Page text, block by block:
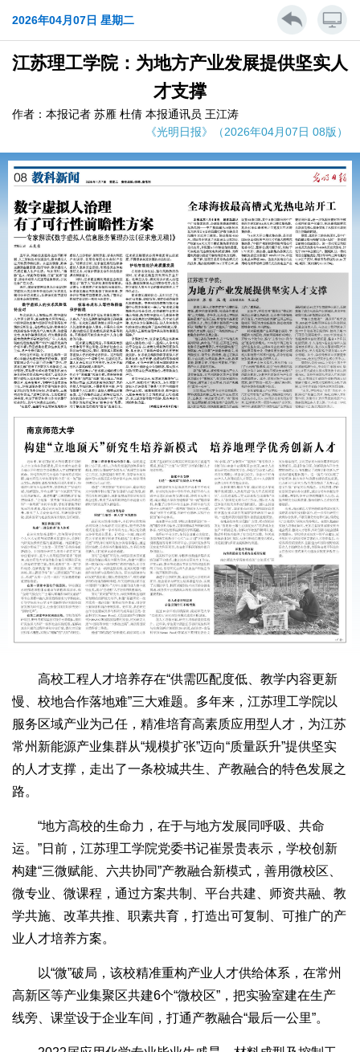
2026年04月07日 星期二
江苏理工学院：为地方产业发展提供坚实人
才支撑
作者：本报记者 苏雁 杜倩 本报通讯员 王江涛
《光明日报》（2026年04月07日 08版）
高校工程人才培养存在“供需匹配度低、教学内容更新
慢、校地合作落地难”三大难题。多年来，江苏理工学院以
服务区域产业为己任，精准培育高素质应用型人才，为江苏
常州新能源产业集群从“规模扩张”迈向“质量跃升”提供坚实
的人才支撑，走出了一条校城共生、产教融合的特色发展之
路。
“地方高校的生命力，在于与地方发展同呼吸、共命
运。”日前，江苏理工学院党委书记崔景贵表示，学校创新
构建“三微赋能、六共协同”产教融合新模式，善用微校区、
微专业、微课程，通过方案共制、平台共建、师资共融、教
学共施、改革共推、职素共育，打造出可复制、可推广的产
业人才培养方案。
以“微”破局，该校精准重构产业人才供给体系，在常州
高新区等产业集聚区共建6个“微校区”，把实验室建在生产
线旁、课堂设于企业车间，打通产教融合“最后一公里”。